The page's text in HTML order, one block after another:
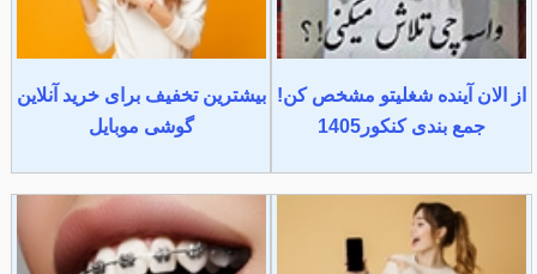
از الان آینده شغلیتو مشخص کن!
جمع بندی کنکور1405
بیشترین تخفیف برای خرید آنلاین
گوشی موبایل